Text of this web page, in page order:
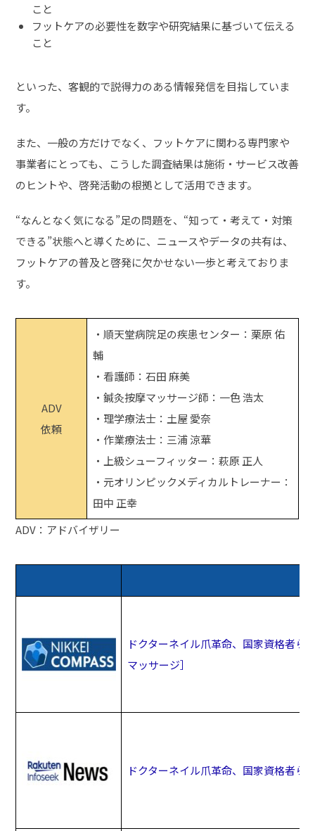
こと
フットケアの必要性を数字や研究結果に基づいて伝える
こと
といった、客観的で説得力のある情報発信を目指していま
す。
また、一般の方だけでなく、フットケアに関わる専門家や
事業者にとっても、こうした調査結果は施術・サービス改善
のヒントや、啓発活動の根拠として活用できます。
“なんとなく気になる”足の問題を、“知って・考えて・対策
できる”状態へと導くために、ニュースやデータの共有は、
フットケアの普及と啓発に欠かせない一歩と考えておりま
す。
ADV
依頼
・順天堂病院足の疾患センター：栗原 佑
輔
・看護師：石田 麻美
・鍼灸按摩マッサージ師：一色 浩太
・理学療法士：土屋 愛奈
・作業療法士：三浦 涼華
・上級シューフィッター：萩原 正人
・元オリンピックメディカルトレーナー：
田中 正幸
ADV：アドバイザリー
ドクターネイル爪革命、国家資格者ら
マッサージ］
ドクターネイル爪革命、国家資格者ら